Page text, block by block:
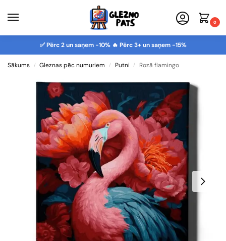
0
✅ Pērc 2 un saņem -10% 🔥 Pērc 3+ un saņem -15%
Sākums / Gleznas pēc numuriem / Putni / Rozā flamingo